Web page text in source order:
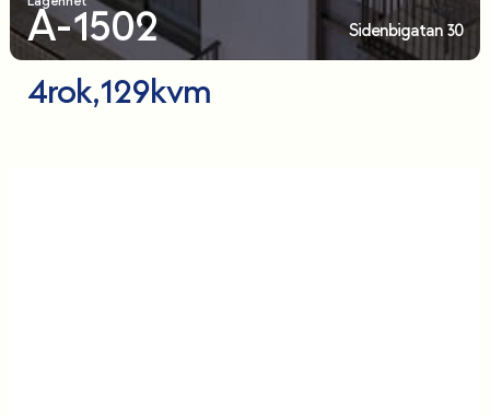
A-1502 Sidenbigatan 30
4rok,129kvm